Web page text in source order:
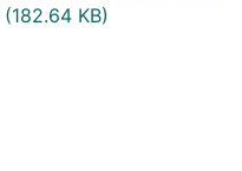
(182.64 KB)